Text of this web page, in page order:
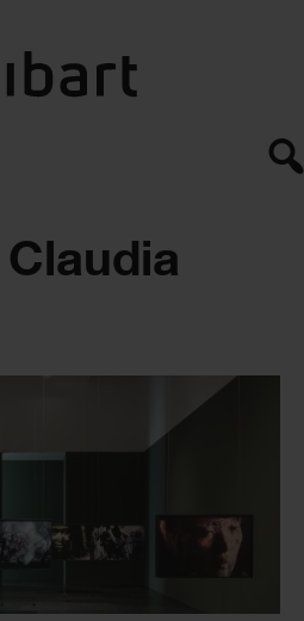
exibart.es